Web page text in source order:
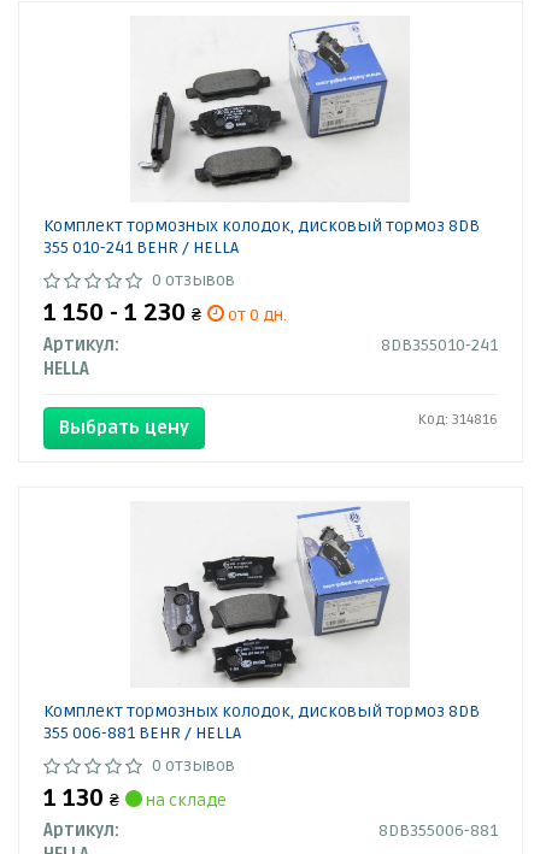
Комплект тормозных колодок, дисковый тормоз 8DB
355 010-241 BEHR / HELLA
0 отзывов
1 150 - 1 230 ₴
от 0 дн.
Артикул:
8DB355010-241
HELLA
Выбрать цену Код: 314816
Комплект тормозных колодок, дисковый тормоз 8DB
355 006-881 BEHR / HELLA
0 отзывов
1 130 ₴
на складе
Артикул:
8DB355006-881